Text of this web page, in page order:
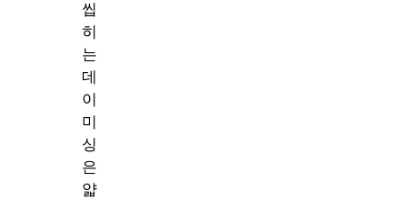
씹
히
는
데
이
미
싱
은
얇